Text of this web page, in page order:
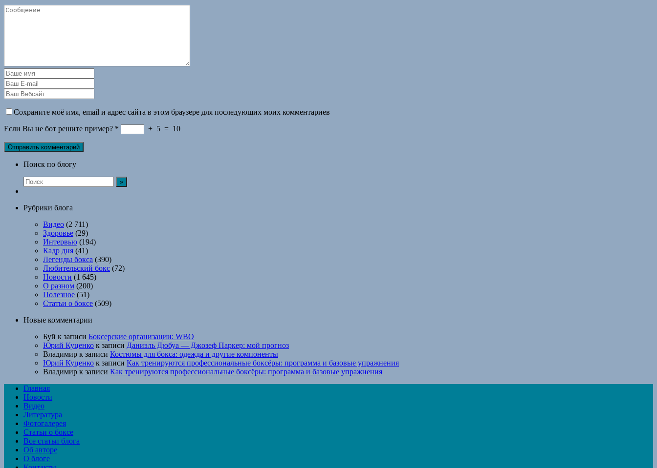
Сохраните моё имя, email и адрес сайта в этом браузере для последующих моих комментариев
Если Вы не бот решите пример? * + 5 = 10
Поиск по блогу
Рубрики блога
Видео (2 711)
Здоровье (29)
Интервью (194)
Кадр дня (41)
Легенды бокса (390)
Любительский бокс (72)
Новости (1 645)
О разном (200)
Полезное (51)
Статьи о боксе (509)
Новые комментарии
Буй к записи Боксерские организации: WBO
Юрий Куценко к записи Даниэль Дюбуа — Джозеф Паркер: мой прогноз
Владимир к записи Костюмы для бокса: одежда и другие компоненты
Юрий Куценко к записи Как тренируются профессиональные боксёры: программа и базовые упражнения
Владимир к записи Как тренируются профессиональные боксёры: программа и базовые упражнения
Главная
Новости
Видео
Литература
Фотогалерея
Статьи о боксе
Все статьи блога
Об авторе
О блоге